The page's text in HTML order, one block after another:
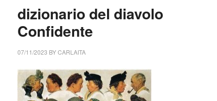
dizionario del diavolo
Confidente
07/11/2023 BYCARLAITA